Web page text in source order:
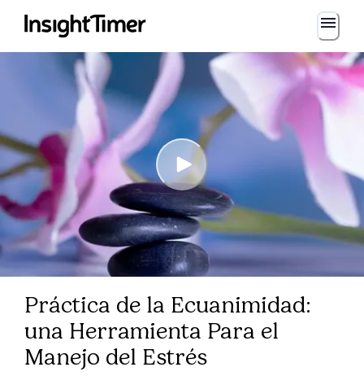
Práctica de la Ecuanimidad:
una Herramienta Para el
Manejo del Estrés